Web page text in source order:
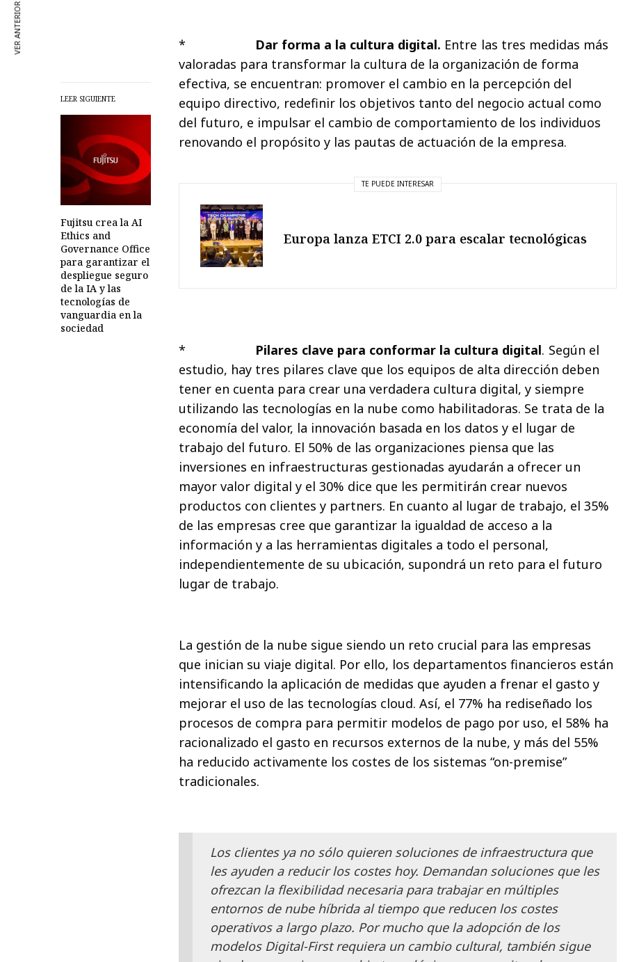
LEER SIGUIENTE
Fujitsu crea la AI
Ethics and
Governance Office
para garantizar el
despliegue seguro
de la IA y las
tecnologías de
vanguardia en la
sociedad
* Dar forma a la cultura digital.Entre las tres medidas más
valoradas para transformar la cultura de la organización de forma
efectiva, se encuentran: promover el cambio en la percepción del
equipo directivo, redefinir los objetivos tanto del negocio actual como
del futuro, e impulsar el cambio de comportamiento de los individuos
renovando el propósito y las pautas de actuación de la empresa.
TE PUEDE INTERESAR
Europa lanza ETCI 2.0 para escalar tecnológicas
* Pilares clave para conformar la cultura digital. Según el
estudio, hay tres pilares clave que los equipos de alta dirección deben
tener en cuenta para crear una verdadera cultura digital, y siempre
utilizando las tecnologías en la nube como habilitadoras. Se trata de la
economía del valor, la innovación basada en los datos y el lugar de
trabajo del futuro. El 50% de las organizaciones piensa que las
inversiones en infraestructuras gestionadas ayudarán a ofrecer un
mayor valor digital y el 30% dice que les permitirán crear nuevos
productos con clientes y partners. En cuanto al lugar de trabajo, el 35%
de las empresas cree que garantizar la igualdad de acceso a la
información y a las herramientas digitales a todo el personal,
independientemente de su ubicación, supondrá un reto para el futuro
lugar de trabajo.
La gestión de la nube sigue siendo un reto crucial para las empresas
que inician su viaje digital. Por ello, los departamentos financieros están
intensificando la aplicación de medidas que ayuden a frenar el gasto y
mejorar el uso de las tecnologías cloud. Así, el 77% ha rediseñado los
procesos de compra para permitir modelos de pago por uso, el 58% ha
racionalizado el gasto en recursos externos de la nube, y más del 55%
ha reducido activamente los costes de los sistemas “on-premise”
tradicionales.
Los clientes ya no sólo quieren soluciones de infraestructura que
les ayuden a reducir los costes hoy. Demandan soluciones que les
ofrezcan la flexibilidad necesaria para trabajar en múltiples
entornos de nube híbrida al tiempo que reducen los costes
operativos a largo plazo. Por mucho que la adopción de los
modelos Digital-First requiera un cambio cultural, también sigue
VER ANTERIOR
ACEPTO LA POLÍTICA DE PRIVACIDADY DOY MI CONSENTIMIENTO
PARA LA COMUNICACIÓN DE MIS DATOS A TERCEROS (EMPRESA/AS
COLABORADORAS). LOS DATOS SE TRATARÁN CON FINES DE MARKETING A
SUSCRIBIRME